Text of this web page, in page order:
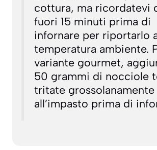
cottura, ma ricordatevi
fuori 15 minuti prima di
infornare per riportarlo
temperatura ambiente.
variante gourmet,
50 grammi di nocciole
tritate grossolanamente
all’impasto prima di